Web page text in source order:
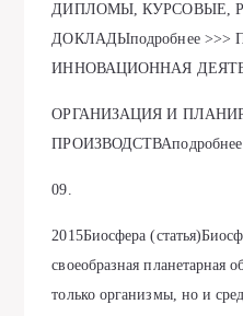
ДИПЛОМЫ, КУРСОВЫЕ,
ДОКЛАДЫподробнее >>>
ИННОВАЦИОННАЯ
ОРГАНИЗАЦИЯ И
ПРОИЗВОДСТВАподробнее
09.
2015Биосфера
своеобразная планетарная
только организмы, но и